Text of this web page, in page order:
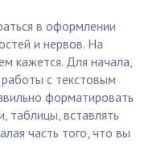
в оформлении
и нервов. На
кажется. Для начала,
с текстовым
форматировать
таблицы, вставлять
часть того, что вы